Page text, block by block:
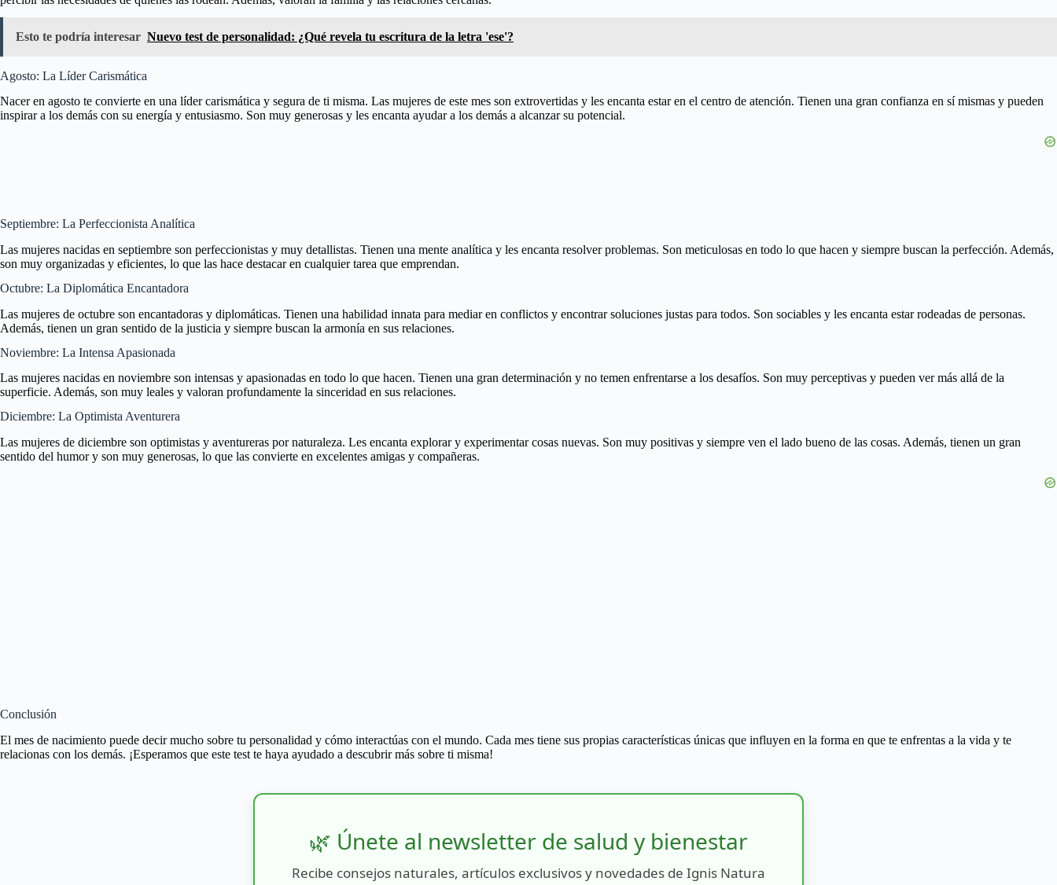
Esto te podría interesar Nuevo test de personalidad: ¿Qué revela tu escritura de la letra 'ese'?
Agosto: La Líder Carismática
Nacer en agosto te convierte en una líder carismática y segura de ti misma. Las mujeres de este mes son extrovertidas y les encanta estar en el centro de atención. Tienen una gran confianza en sí mismas y pueden
inspirar a los demás con su energía y entusiasmo. Son muy generosas y les encanta ayudar a los demás a alcanzar su potencial.
Septiembre: La Perfeccionista Analítica
Las mujeres nacidas en septiembre son perfeccionistas y muy detallistas. Tienen una mente analítica y les encanta resolver problemas. Son meticulosas en todo lo que hacen y siempre buscan la perfección. Además,
son muy organizadas y eficientes, lo que las hace destacar en cualquier tarea que emprendan.
Octubre: La Diplomática Encantadora
Las mujeres de octubre son encantadoras y diplomáticas. Tienen una habilidad innata para mediar en conflictos y encontrar soluciones justas para todos. Son sociables y les encanta estar rodeadas de personas.
Además, tienen un gran sentido de la justicia y siempre buscan la armonía en sus relaciones.
Noviembre: La Intensa Apasionada
Las mujeres nacidas en noviembre son intensas y apasionadas en todo lo que hacen. Tienen una gran determinación y no temen enfrentarse a los desafíos. Son muy perceptivas y pueden ver más allá de la
superficie. Además, son muy leales y valoran profundamente la sinceridad en sus relaciones.
Diciembre: La Optimista Aventurera
Las mujeres de diciembre son optimistas y aventureras por naturaleza. Les encanta explorar y experimentar cosas nuevas. Son muy positivas y siempre ven el lado bueno de las cosas. Además, tienen un gran
sentido del humor y son muy generosas, lo que las convierte en excelentes amigas y compañeras.
Conclusión
El mes de nacimiento puede decir mucho sobre tu personalidad y cómo interactúas con el mundo. Cada mes tiene sus propias características únicas que influyen en la forma en que te enfrentas a la vida y te
relacionas con los demás. ¡Esperamos que este test te haya ayudado a descubrir más sobre ti misma!
🌿 Únete al newsletter de salud y bienestar
Recibe consejos naturales, artículos exclusivos y novedades de Ignis Natura